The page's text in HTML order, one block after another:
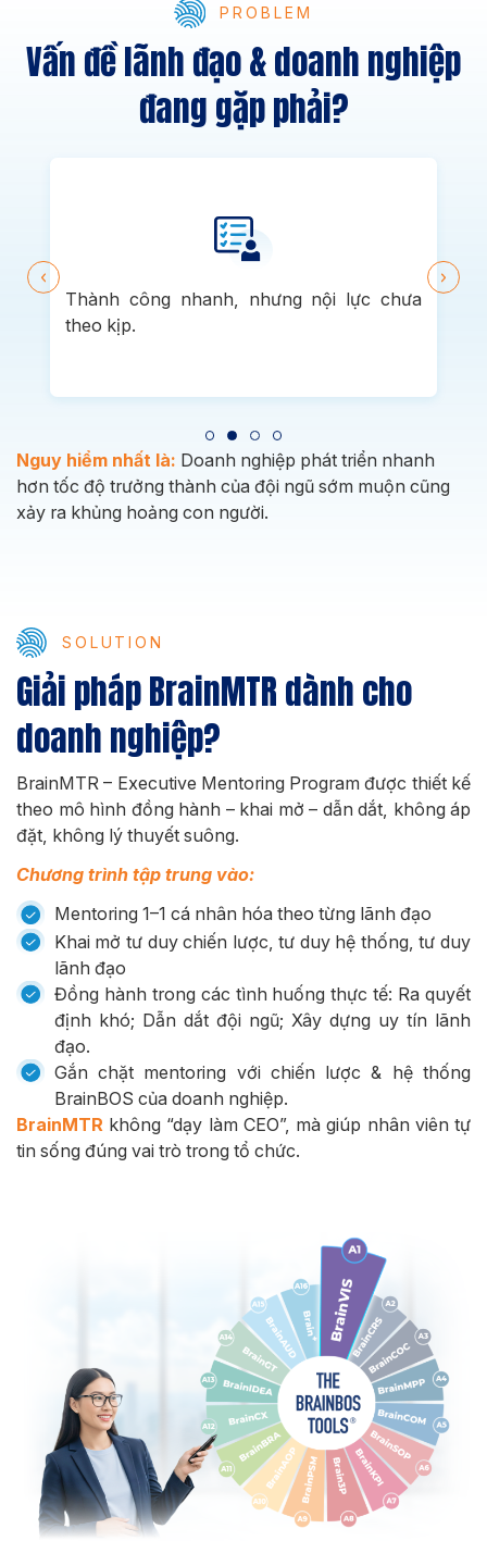
PROBLEM
Vấn đề lãnh đạo & doanh nghiệp
đang gặp phải?
Thành công nhanh, nhưng nội lực chưa
theo kịp.
Nguy hiểm nhất là: Doanh nghiệp phát triển nhanh
hơn tốc độ trưởng thành của đội ngũ sớm muộn cũng
xảy ra khủng hoảng con người.
SOLUTION
Giải pháp BrainMTR dành cho
doanh nghiệp?
BrainMTR – Executive Mentoring Program được thiết kế
theo mô hình đồng hành – khai mở – dẫn dắt, không áp
đặt, không lý thuyết suông.
Chương trình tập trung vào:
Mentoring 1–1 cá nhân hóa theo từng lãnh đạo
Khai mở tư duy chiến lược, tư duy hệ thống, tư duy
lãnh đạo
Đồng hành trong các tình huống thực tế: Ra quyết
định khó; Dẫn dắt đội ngũ; Xây dựng uy tín lãnh
đạo.
Gắn chặt mentoring với chiến lược & hệ thống
BrainBOS của doanh nghiệp.
BrainMTR không “dạy làm CEO”, mà giúp nhân viên tự
tin sống đúng vai trò trong tổ chức.